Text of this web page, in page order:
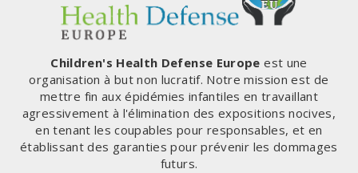
Children's Health Defense Europe est une
organisation à but non lucratif. Notre mission est de
mettre fin aux épidémies infantiles en travaillant
agressivement à l'élimination des expositions nocives,
en tenant les coupables pour responsables, et en
établissant des garanties pour prévenir les dommages
futurs.